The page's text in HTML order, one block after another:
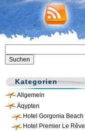
nach:
Kategorien
Allgemein
Äqypten
Hotel Gorgonia Beach
Hotel Premier Le Rêve